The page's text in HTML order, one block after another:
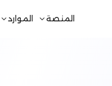
المنصة الموارد